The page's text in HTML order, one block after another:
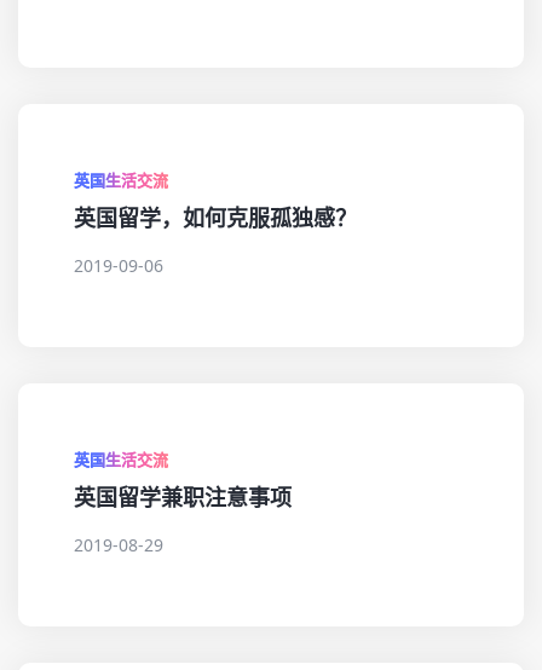
英国生活交流
英国留学，如何克服孤独感？
2019-09-06
英国生活交流
英国留学兼职注意事项
2019-08-29